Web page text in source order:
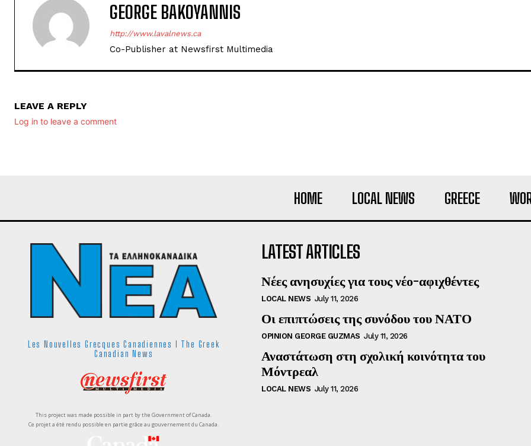
GEORGE BAKOYANNIS
http://www.lavalnews.ca
Co-Publisher at Newsfirst Multimedia
LEAVE A REPLY
Log in to leave a comment
HOME LOCAL NEWS GREECE
Les Nouvelles Grecques Canadiennes I The Greek
Canadian News
This project was made possible in part by the Government of Canada.
Ce projet a été rendu possible en partie grâce au gouvernement du Canada.
LATEST ARTICLES
Νέες ανησυχίες για τους νέο-αφιχθέντες
LOCAL NEWS July 11, 2026
Οι επιπτώσεις της συνόδου του ΝΑΤΟ
OPINION GEORGE GUZMAS July 11, 2026
Αναστάτωση στη σχολική κοινότητα του
Μόντρεαλ
LOCAL NEWS July 11, 2026